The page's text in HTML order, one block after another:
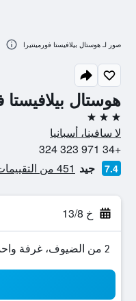
هوستال بيلافيستا
3 نجوم
لا سافينا، أسبانيا
+34 971 323 324
7.4 جيد 451 من التقييمات تم التحقق منها
خ 13/8
2 من الضيوف، غرفة واحدة
صور لـ هوستال بيلافيستا فورمينتيرا